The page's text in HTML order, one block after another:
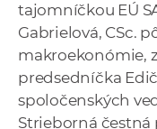
tajomníčkou EÚ
Gabrielová, CSc.
makroekonómie,
predsedníčka
spoločenských
Strieborná čestná